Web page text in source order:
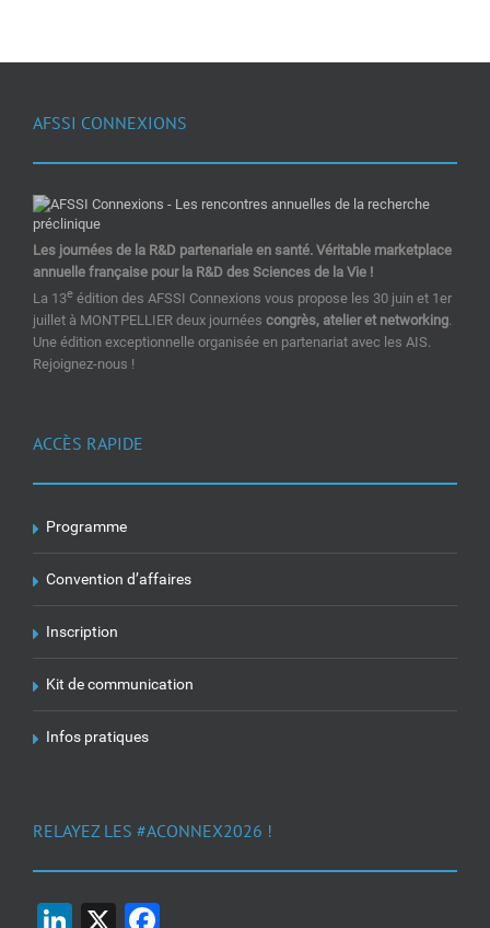
AFSSI CONNEXIONS
Les journées de la R&D partenariale en santé. Véritable marketplace
annuelle française pour la R&D des Sciences de la Vie !
La 13e édition des AFSSI Connexions vous propose les 30 juin et 1er
juillet à MONTPELLIER deux journées congrès, atelier et networking.
Une édition exceptionnelle organisée en partenariat avec les AIS.
Rejoignez-nous !
ACCÈS RAPIDE
Programme
Convention d’affaires
Inscription
Kit de communication
Infos pratiques
RELAYEZ LES #ACONNEX2026 !